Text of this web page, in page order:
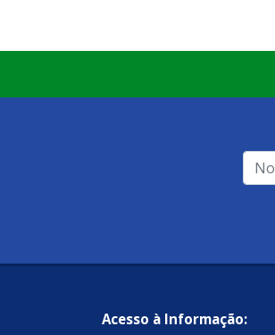
Acesso à Informação: